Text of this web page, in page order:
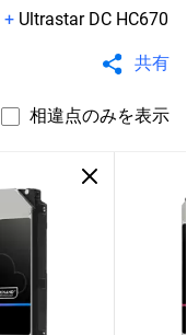
+ Ultrastar DC HC670
共有
相違点のみを表示